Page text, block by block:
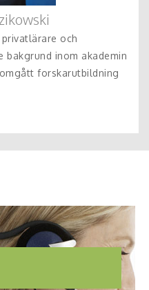
och
inom akademin
forskarutbildning